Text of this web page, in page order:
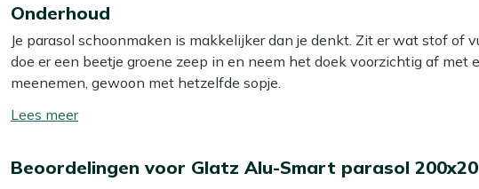
Eigenschappen
Push-up systeem: Met het push-up systeem stel je de hoogte van
kliksystemen, maar precies de schaduw die jij wilt.
Ontworpen voor kleinere ruimtes
Schaduw voor 3 tot 4 personen: Biedt fijne schaduw voor een
een knus ontbijt of een ontspannen middag in de schaduw.
meer
Onderhoud
Je parasol schoonmaken is makkelijker dan je denkt. Zit er wat stof of
doe er een beetje groene zeep in en neem het doek voorzichtig af met
meenemen, gewoon met hetzelfde sopje.
Wil je langer genieten van een schone parasol? Behandel het doek dan
schoonmaakwerk! We raden aan om je parasol twee keer per jaar goed
Toon/verberg
Beoordelingen voor Glatz Alu-Smart parasol